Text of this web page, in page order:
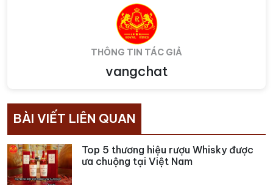
THÔNG TIN TÁC GIẢ
vangchat
BÀI VIẾT LIÊN QUAN
Top 5 thương hiệu rượu Whisky được
ưa chuộng tại Việt Nam